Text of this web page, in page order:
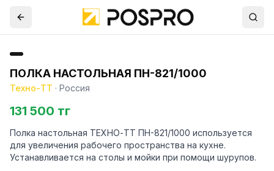
ПОЛКА НАСТОЛЬНАЯ ПН-821/1000
Техно-ТТ · Россия
131 500 тг
Полка настольная ТЕХНО-ТТ ПН-821/1000 используется
для увеличения рабочего пространства на кухне.
Устанавливается на столы и мойки при помощи шурупов.